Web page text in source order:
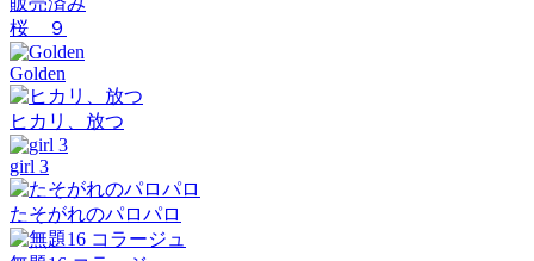
桜 ９
Golden
ヒカリ、放つ
girl 3
たそがれのパロパロ